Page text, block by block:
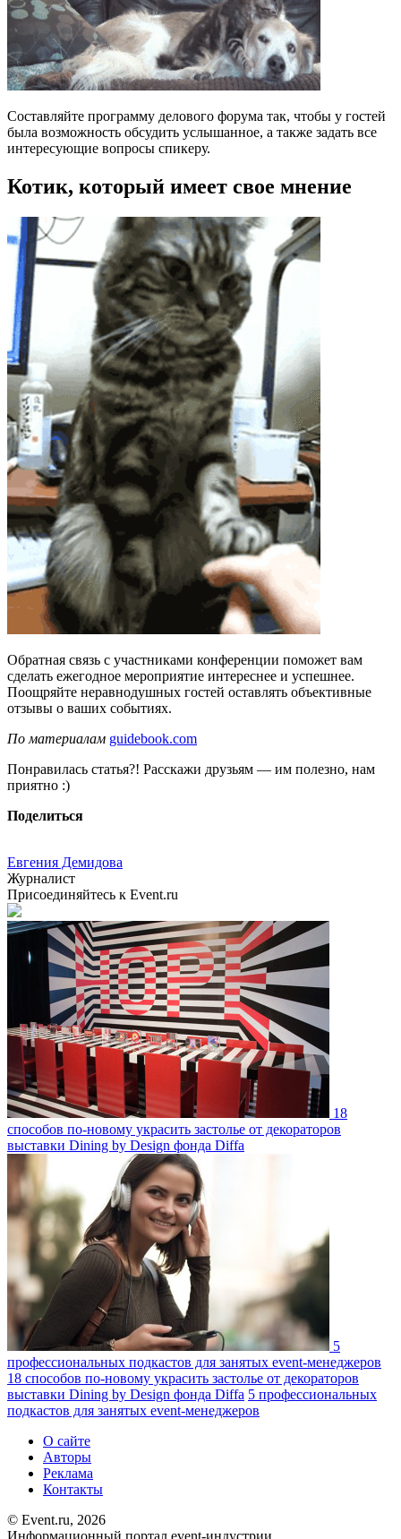
Составляйте программу делового форума так, чтобы у гостей
была возможность обсудить услышанное, а также задать все
интересующие вопросы спикеру.
Котик, который имеет свое мнение
Обратная связь с участниками конференции поможет вам
сделать ежегодное мероприятие интереснее и успешнее.
Поощряйте неравнодушных гостей оставлять объективные
отзывы о ваших событиях.
По материалам guidebook.com
Понравилась статья?! Расскажи друзьям — им полезно, нам
приятно :)
Поделиться
Евгения Демидова
Журналист
Присоединяйтесь к Event.ru
18
способов по-новому украсить застолье от декораторов
выставки Dining by Design фонда Diffa
5
профессиональных подкастов для занятых event-менеджеров
18 способов по-новому украсить застолье от декораторов
выставки Dining by Design фонда Diffa 5 профессиональных
подкастов для занятых event-менеджеров
О сайте
Авторы
Реклама
Контакты
© Event.ru, 2026
Информационный портал event-индустрии